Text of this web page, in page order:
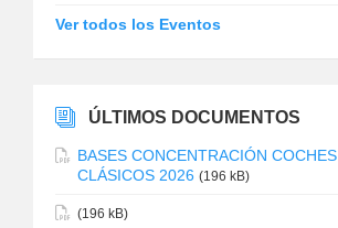
Ver todos los Eventos
ÚLTIMOS DOCUMENTOS
BASES CONCENTRACIÓN COCHES
CLÁSICOS 2026 (196 kB)
(196 kB)